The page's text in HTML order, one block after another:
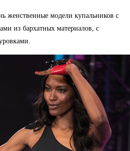
женственные модели купальников с
из бархатных материалов, с